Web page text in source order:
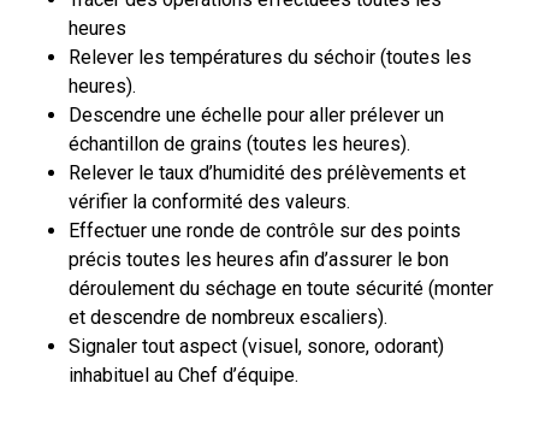
heures
Relever les températures du séchoir (toutes les
heures).
Descendre une échelle pour aller prélever un
échantillon de grains (toutes les heures).
Relever le taux d’humidité des prélèvements et
vérifier la conformité des valeurs.
Effectuer une ronde de contrôle sur des points
précis toutes les heures afin d’assurer le bon
déroulement du séchage en toute sécurité (monter
et descendre de nombreux escaliers).
Signaler tout aspect (visuel, sonore, odorant)
inhabituel au Chef d’équipe.